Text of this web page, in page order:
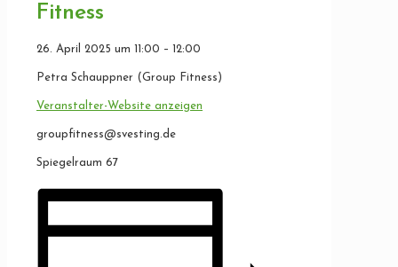
Fitness
26. April 2025 um 11:00 – 12:00
Petra Schauppner (Group Fitness)
Veranstalter-Website anzeigen
groupfitness@svesting.de
Spiegelraum 67